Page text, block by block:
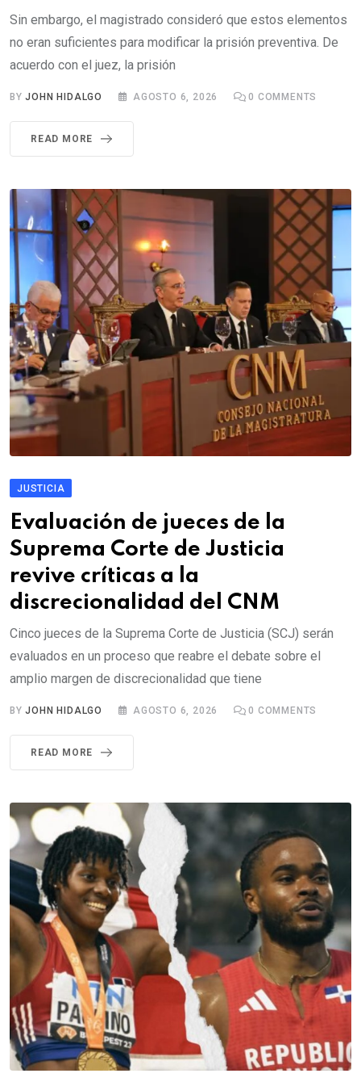
Sin embargo, el magistrado consideró que estos elementos
no eran suficientes para modificar la prisión preventiva. De
acuerdo con el juez, la prisión
BYJOHN HIDALGO AGOSTO 6, 2026 0 COMMENTS
READ MORE
JUSTICIA
Evaluación de jueces de la
Suprema Corte de Justicia
revive críticas a la
discrecionalidad del CNM
Cinco jueces de la Suprema Corte de Justicia (SCJ) serán
evaluados en un proceso que reabre el debate sobre el
amplio margen de discrecionalidad que tiene
BYJOHN HIDALGO AGOSTO 6, 2026 0 COMMENTS
READ MORE